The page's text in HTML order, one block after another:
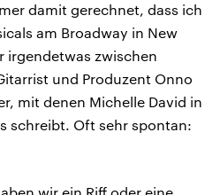
damit gerechnet, dass ich
am Broadway in New
irgendetwas zwischen
und Produzent Onno
mit denen Michelle David in
schreibt. Oft sehr spontan: